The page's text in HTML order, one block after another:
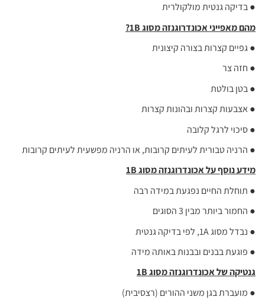
● בדיקה גנטית מולקולרית
מהם מאפייני אכונדרוגנזה מסוג 1B
?
● גפיים קצרות בצורה קיצונית
● חזה צר
● בטן בולטת
● אצבעות קצרות ובהונות קצרות
● סיכוי לרגל קלובה
● הרניה טבורית לעיתים קרובות, או הרניה מפשעית לעיתים קרובות
מידע נוסף על אכונדרוגנזה מסוג 1B
● תוחלת החיים נפגעת במידה רבה
● החמור ביותר מבין 3 הסוגים
● נבדל מסוג 1A, לפי בדיקה גנטית
● פוגעת בבנים ובבנות באותה מידה
גנטיקה של אכונדרוגנזה מסוג 1B
● מועברת בגן משני ההורים (רצסיבית)